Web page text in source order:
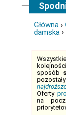
Główna ›
damska
sposób
Oferty
na